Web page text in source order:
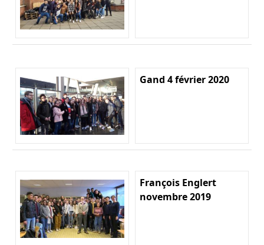
Gand 4 février 2020
François Englert
novembre 2019